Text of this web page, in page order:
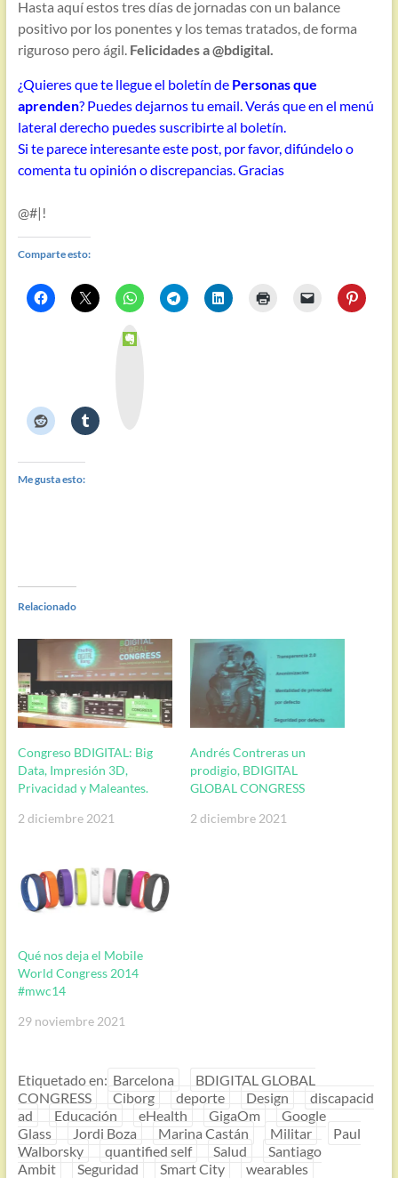
Hasta aquí estos tres días de jornadas con un balance
positivo por los ponentes y los temas tratados, de forma
riguroso pero ágil.Felicidades a @bdigital.
¿Quieres que te llegue el boletín de Personas que
aprenden? Puedes dejarnos tu email. Verás que en el menú
lateral derecho puedes suscribirte al boletín.
Si te parece interesante este post, por favor, difúndelo o
comenta tu opinión o discrepancias. Gracias
@#|!
Comparte esto:
E
v
Me gusta esto:
Relacionado
Congreso BDIGITAL: Big
Data, Impresión 3D,
Privacidad y Maleantes.
2 diciembre 2021
Andrés Contreras un
prodigio, BDIGITAL
GLOBAL CONGRESS
2 diciembre 2021
Qué nos deja el Mobile
World Congress 2014
#mwc14
29 noviembre 2021
Etiquetado en: Barcelona
BDIGITAL GLOBAL
CONGRESS
Ciborg deporte Design
discapacid
ad
Educación eHealth GigaOm
Google
Glass
Jordi Boza Marina Castán Militar
Paul
Walborsky
quantified self Salud
Santiago
Ambit
Seguridad Smart City wearables